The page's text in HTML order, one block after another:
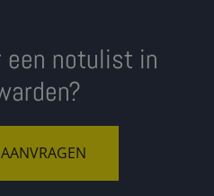
een notulist in